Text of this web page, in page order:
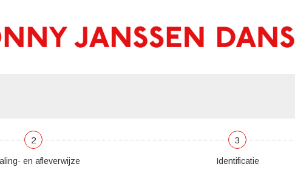
2
en afleverwijze
3
Identificatie